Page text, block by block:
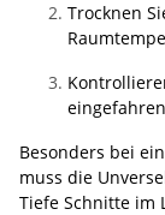
Trocknen
Besonders bei
muss die
Tiefe Schnitte im